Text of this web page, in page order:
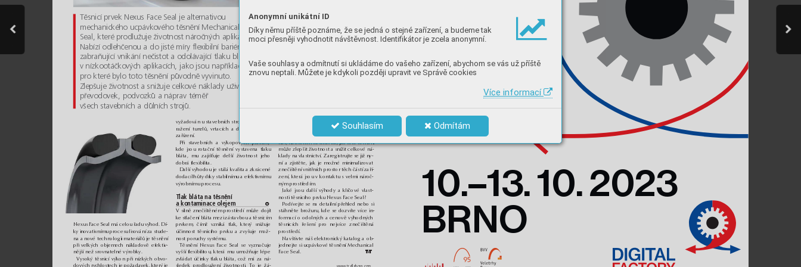
Anonymní unikátní ID
Díky němu příště poznáme, že se jedná o stejné zařízení, a budeme tak
moci přesněji vyhodnotit návštěvnost. Identifikátor je zcela anonymní.
Vaše souhlasy a odmítnutí si ukládáme do vašeho zařízení, abychom se vás už příště
znovu neptali. Můžete je kdykoli později upravit ve Správě cookies
Více informací
Souhlasím Odmítám
Nexus Face Seal má celou řadu výhod. Dí-
ky inovativnímu procesu lisování za stude-
na a nové technologii materiálů je těsnění
při velkých objemech nákladově efektiv-
nější než srovnatelné výrobky.
Vysoký těsnicí výkon při nízkých obvo-
vyžadován u stavebních strojů, u strojů na
ražení tunelů, vrtacích a dalších důlních
zařízení.
Při stavebních a výkopových pracích,
kde jsou rotační těsnění vystavena tlaku
bláta, mu zajišťuje delší životnost jeho
dobrá flexibilita.
Další výhodou je stálá kvalita a zkrácené
dodací lhůty díky stabilnímu a efektivnímu
výrobnímu procesu.
Tlak bláta na těsnění
a kontaminace olejem
d
V silně znečištěném prostředí může dojít
ke stlačení bláta mezi zástavbou a těsnicím
prvkem, čímž vzniká tlak, který snižuje
účinnost těsnicího prvku a zvyšuje mož-
nost poruchy systému.
Těsnění Nexus Face Seal se vyznačuje
vyšší flexibilitou, která mu umožňuje lépe
zvládat účinky tlaku bláta, což má za ná-
Odborníci na těsnicí řešení společnosti
Trelleborg Sealing Solutions pořádají dne
25. května 2023 bezplatný webový semi-
nář, na kterém se dozvíte, jak toto těsnění
může zlepšit životnost a snížit celkové ná-
klady na vlastnictví. Zaregistrujte se již ny-
ní a zjistěte, jak je možné minimalizovat
znečištění vnitřních prostor těch částí zaří-
zení, která jsou v kontaktu s velmi nároč-
ným prostředím.
Jaké jsou další výhody a klíčové vlast-
nosti těsnicího prvku Nexus Face Seal?
Podívejte se na detailní přehled nebo si
stáhněte brožuru, kde se dozvíte více in-
formací o odolných a cenově výhodných
těsnicích řešení pro nejvíce znečištěná
prostředí.
Navštivte náš elektronický katalog a ob-
jednejte si ucpávkové těsnění Mechanical
Face Seal.
p
Těsnicí prvek Nexus Face Seal je alternativou
mechanického ucpávkového těsnění Mechanical Face
Seal, které prodlužuje životnost náročných aplikací.
Nabízí odlehčenou a do jisté míry flexibilní bariéru
zabraňující vnikání nečistot a odolávající tlaku bláta
v nízkootáčkových aplikacích, jako jsou například rypadla,
pro které bylo toto těsnění původně vyvinuto.
Zlepšuje životnost a snižuje celkové náklady uživatelům
převodovek, podvozků a náprav téměř
všech stavebních a důlních strojů.
BRNO
10.–13. 10. 2023